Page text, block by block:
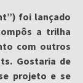
foi lançado
a trilha
com outros
Gostaria de
projeto e se